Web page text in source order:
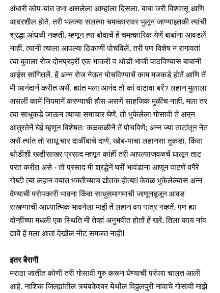
अंधारी कोप-यांत उभा असलेला आम्हांला दिसला. बाबा जरी विश्वासू आणि
आदरशील होते, तरी भलत्या सलत्या चमत्कारावर भुलून जाण्याइतकी त्यांची
श्रद्धा आंधळी नव्हती. म्हणून त्या बोवाचें हें चमत्कारिक येणें बाबांना आवडलें
नाहीं. त्यांनीं त्याला आपल्या ठिकाणीं पोचविलें. तरी पण विशेष न रागावतां
त्या बुवाला रोज दोनप्रहरीं एक भाकरी व थोडी भाजी पाठविण्यास बाबांनीं
आईस सांगितलें. हें अन्न रोज नेऊन पोचविण्याचें काम मजकडे होतें आणि तें
मी आनंदानें करीत असें. ह्यांत मला आनंद तो कां वाटावा बरेंॽ लहान मुलाला
असलीं कामें नियमानें करण्याची हौस असणें साहजिक मुळींच नाहीं. मला तर
त्या साधुकडे जाऊन त्याचा समाचार घेणें, तो भुकेलेला गोसावी तें अऩ्न
आतुरतेनें घेई म्हणून विशेषतः कळकळीनें तें पोचविणें; अन्न ज्या ताटांतून नेत
असें त्यांत तो साधू चार दाळींबाचे दाणे, खोब-याचा लहानसा तुकडा, किंवा
थोडीशी खडीसाखर प्रसाद म्हणून कांहीं तरी आपल्याजवळचें घालून ताट
परत करीत असे - तो प्रसाद मी श्रद्धेनें घरीं भावंडांना आणून वाटणें वगैरें
गोष्टी त्या लहान वयांत भक्तीच्याच द्योतक होत्या! केवळ भुकेलेल्यास अन्न
देण्याची परोपकारी भावना किंवा साधुसमागमाची जाणूनबूजून आवड
राखण्याची आध्यात्मिक भावनेला माझें तें लहान वय पात्र नव्हतें. पण ह्या
दोन्हींच्या मधली एक स्थिति मी तेव्हां अनुभवीत होतों हें खरें. तिला काय नांव
द्यावें हें मला आतां देखील नीट समजत नाहीं!
इतर बैरागी
मराठा जातींत कोणी तरी गोसावी गुरु करून घेण्याची परंपरा चालत आली
आहे. नाशिक जिल्ह्यांतील त्र्यंबकेश्वर येथील विठ्ठलपुरी नांवाचे गोसावी माझे